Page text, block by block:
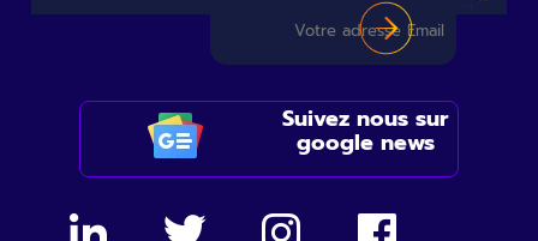
Suivez nous sur
google news